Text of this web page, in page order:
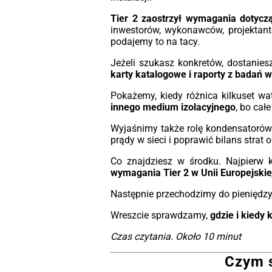
minimalne straty.
zaawansowane przełączniki
możliwością blokady oraz
izolatory dla wysokiego (WN) i
napięcia (NN), te transformatory
doskonałą wydajność i
Zaprojektowane do montażu
wewnątrz, jak i na zewnątrz,
MarkoEco2 oferują różnorodne
zabezpieczeń i monitoringu, co
bezpieczeństwo i efektywność
Zaangażowanie firmy Energeks w
jest widoczne w
transformatorów MarkoEco2 z
60076-1 oraz rozporządzeniami
gwarantują optymalną wydajność
konserwacyjnych, co czyni je
inwestycją na przyszłość.
Tier 2 zaostrzył wymagania
inwestorów, wykonawców,
podajemy to na tacy.
Jeżeli szukasz konkretów,
karty katalogowe i raporty z badań
Pokażemy, kiedy różnica kilkuset
innego medium izolacyjnego, bo
Wyjaśnimy także rolę
prądy w sieci i poprawić bilans strat
Co znajdziesz w środku. Najpierw
wymagania Tier 2 w Unii
Następnie przechodzimy do
Wreszcie sprawdzamy, gdzie i kiedy
Czas czytania. Około 10 minut
Czym